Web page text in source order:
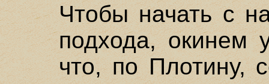
Чтобы начать с
подхода, окинем
что, по Плотину,